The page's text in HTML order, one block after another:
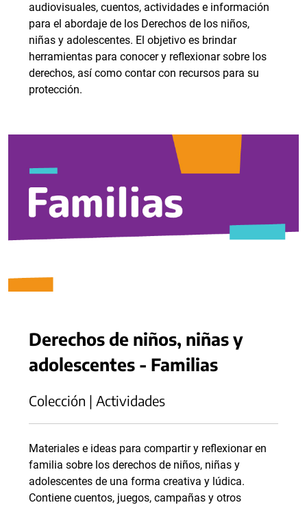
audiovisuales, cuentos, actividades e información
para el abordaje de los Derechos de los niños,
niñas y adolescentes. El objetivo es brindar
herramientas para conocer y reflexionar sobre los
derechos, así como contar con recursos para su
protección.
Derechos de niños, niñas y
adolescentes - Familias
Colección | Actividades
Materiales e ideas para compartir y reflexionar en
familia sobre los derechos de niños, niñas y
adolescentes de una forma creativa y lúdica.
Contiene cuentos, juegos, campañas y otros